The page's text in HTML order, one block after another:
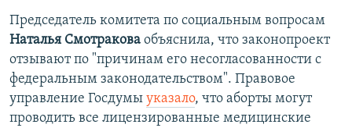
Председатель комитета по социальным вопросам
Наталья Смотракова объяснила, что законопроект
отзывают по "причинам его несогласованности с
федеральным законодательством". Правовое
управление Госдумы указало, что аборты могут
проводить все лицензированные медицинские